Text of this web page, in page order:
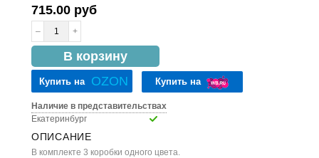
715.00 руб
– +
В корзину
в наличии
Купить на OZON Купить на
Наличие в представительствах
Екатеринбург
ОПИСАНИЕ
В комплекте 3 коробки одного цвета.